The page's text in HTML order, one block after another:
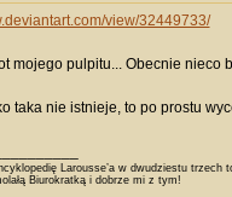
view/32449733/
mojego pulpitu... Obecnie nieco
taka nie istnieje, to po prostu
Larousse’a w dwudziestu trzech
Biurokratką i dobrze mi z tym!